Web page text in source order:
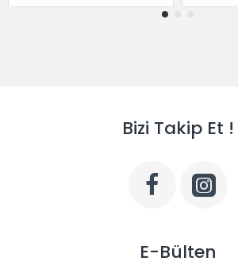
Bizi Takip Et !
E-Bülten